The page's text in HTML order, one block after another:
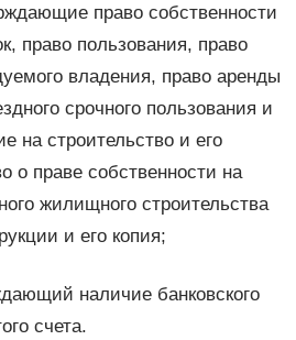
право собственности
право пользования, право
владения, право аренды
срочного пользования и
на строительство и его
о праве собственности на
жилищного строительства
и его копия;
наличие банковского
счета.